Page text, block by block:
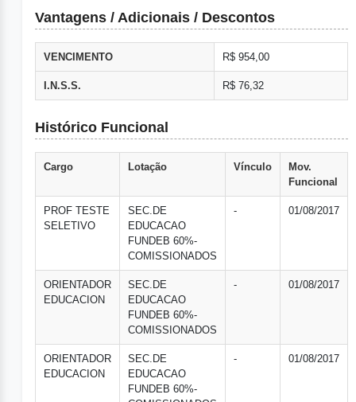
Vantagens / Adicionais / Descontos
VENCIMENTO R$ 954,00
I.N.S.S. R$ 76,32
Histórico Funcional
Cargo Lotação Vínculo
Mov.
Funcional
PROF TESTE
SELETIVO
SEC.DE
EDUCACAO
FUNDEB 60%-
COMISSIONADOS
- 01/08/2017
ORIENTADOR
EDUCACION
SEC.DE
EDUCACAO
FUNDEB 60%-
COMISSIONADOS
- 01/08/2017
ORIENTADOR
EDUCACION
SEC.DE
EDUCACAO
FUNDEB 60%-
- 01/08/2017